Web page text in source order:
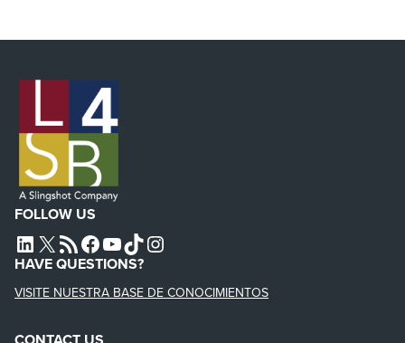
FOLLOW US
L4SB LINKEDIN
X L4SB RSS FEEDL4SB FACEBOOK
L4SB YOUTUBE
TIKTOKINSTAGRAM
HAVE QUESTIONS?
VISITE NUESTRA BASE DE CONOCIMIENTOS